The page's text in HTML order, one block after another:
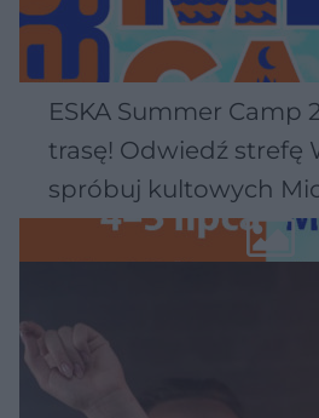
ESKA Summer Camp
trasę! Odwiedź strefę
spróbuj kultowych
Wawelu